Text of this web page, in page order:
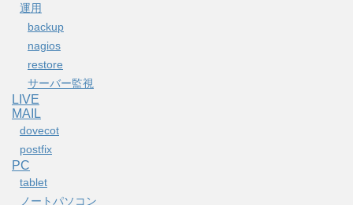
運用
backup
nagios
restore
サーバー監視
LIVE
MAIL
dovecot
postfix
PC
tablet
ノートパソコン